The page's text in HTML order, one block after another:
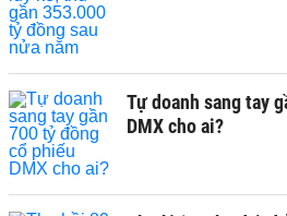
Tự doanh sang tay
DMX cho ai?